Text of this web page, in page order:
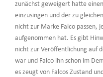
zunächst geweigert hatte
einzusingen und der zu
nicht zur Marke Falco passen,
aufgenommen hat. Es gibt
nicht zur Veröffentlichung auf
war und Falco ihn schon im
es zeugt von Falcos Zustand